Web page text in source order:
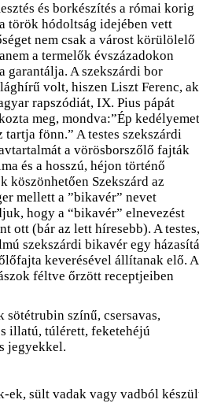
és borkészítés a római korig
török hódoltság idejében vett
nem csak a várost körülölelő
a termelők évszázadokon
garantálja. A szekszárdi bor
volt, hiszen Liszt Ferenc,
rapszódiát, IX. Pius pápát
meg, mondva:”Ép
tartja fönn.” A testes szekszárdi
a vörösborszőlő fajták
és a hosszú, héjon történő
köszönhetően Szekszárd az
mellett a ”bikavér” nevet
hogy a “bikavér” elnevezést
ott (bár az lett híresebb). A testes,
szekszárdi bikavér egy
keverésével állítanak elő. A
féltve őrzött receptjeiben
sötétrubin színű, csersavas,
illatú, túlérett, feketehéjú
jegyekkel.
ek, sült vadak vagy vadból